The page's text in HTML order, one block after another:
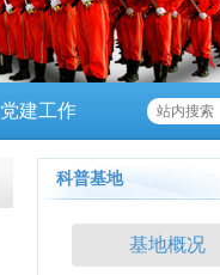
党建工作
科普基地
基地概况